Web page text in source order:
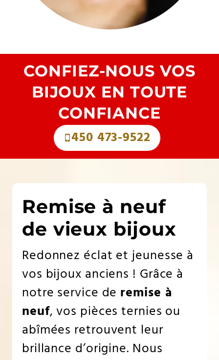
CONFIEZ-NOUS VOS
BIJOUX EN TOUTE
CONFIANCE
450 473-9522
Remise à neuf
de vieux bijoux
Redonnez éclat et jeunesse à
vos bijoux anciens ! Grâce à
notre service de remise à
neuf, vos pièces ternies ou
abîmées retrouvent leur
brillance d’origine. Nous